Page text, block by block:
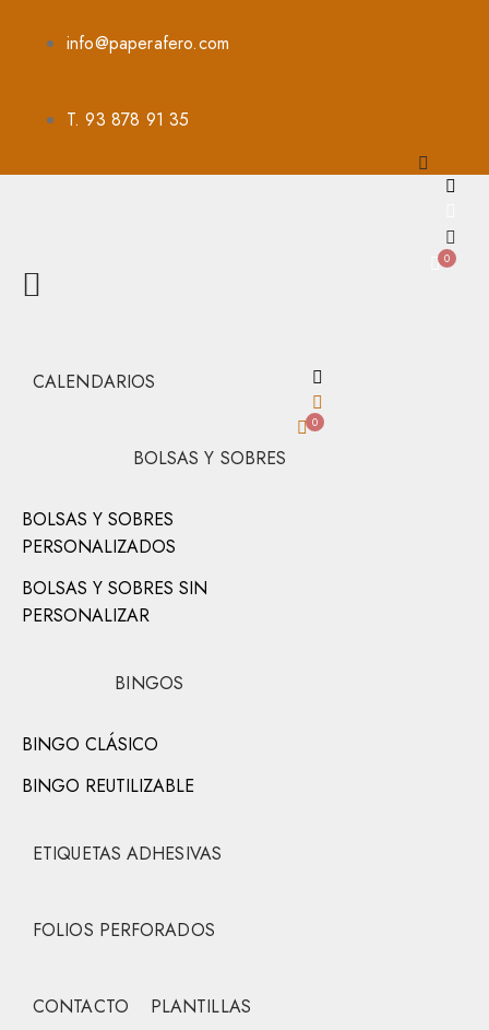
info@paperafero.com
T. 93 878 91 35
0
0
CALENDARIOS
BOLSAS Y SOBRES
BOLSAS Y SOBRES
PERSONALIZADOS
BOLSAS Y SOBRES SIN
PERSONALIZAR
BINGOS
BINGO CLÁSICO
BINGO REUTILIZABLE
ETIQUETAS ADHESIVAS
FOLIOS PERFORADOS
CONTACTO PLANTILLAS